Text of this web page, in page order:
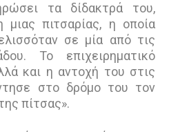
τα δίδακτρά του,
µιας πιτσαρίας, η οποία
σε µία από τις
Το επιχειρηµατικό
και η αντοχή του στις
στο δρόµο του τον
πίτσας».